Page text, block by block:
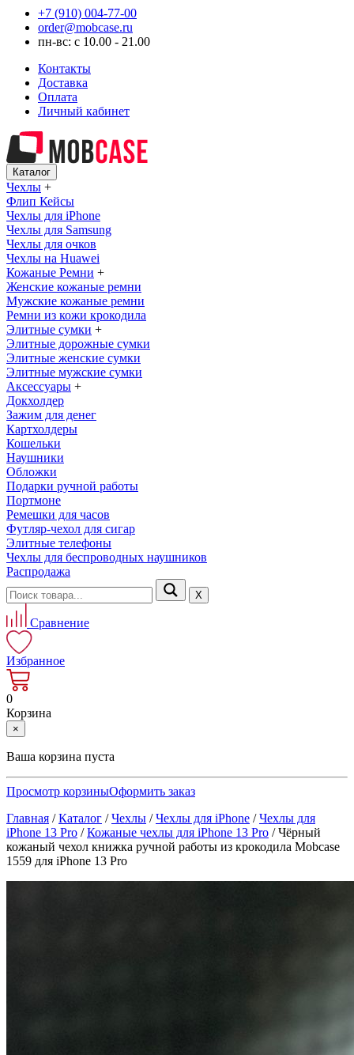
+7 (910) 004-77-00
order@mobcase.ru
пн-вс: с 10.00 - 21.00
Контакты
Доставка
Оплата
Личный кабинет
Каталог
Чехлы +
Флип Кейсы
Чехлы для iPhone
Чехлы для Samsung
Чехлы для очков
Чехлы на Huawei
Кожаные Ремни +
Женские кожаные ремни
Мужские кожаные ремни
Ремни из кожи крокодила
Элитные сумки +
Элитные дорожные сумки
Элитные женские сумки
Элитные мужские сумки
Аксессуары +
Докхолдер
Зажим для денег
Картхолдеры
Кошельки
Наушники
Обложки
Подарки ручной работы
Портмоне
Ремешки для часов
Футляр-чехол для сигар
Элитные телефоны
Чехлы для беспроводных наушников
Распродажа
Х
Сравнение
Избранное
0
Корзина
×
Ваша корзина пуста
Просмотр корзиныОформить заказ
Главная /Каталог /Чехлы /Чехлы для iPhone /Чехлы для
iPhone 13 Pro /Кожаные чехлы для iPhone 13 Pro /Чёрный
кожаный чехол книжка ручной работы из крокодила Mobcase
1559 для iPhone 13 Pro